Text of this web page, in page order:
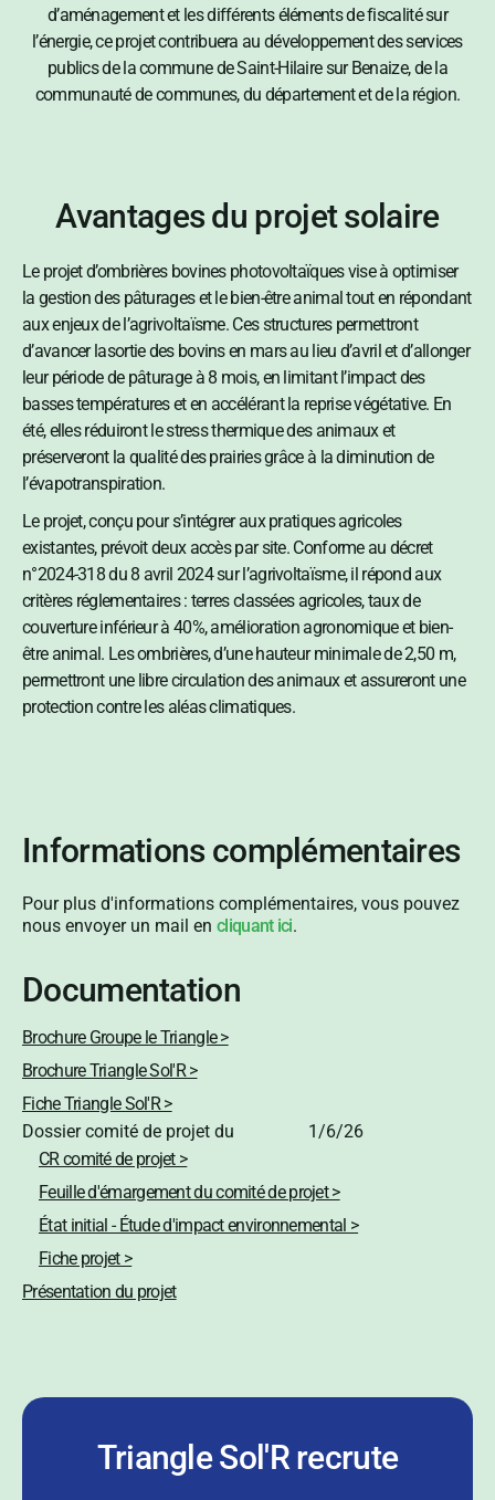
d’aménagement et les différents éléments de fiscalité sur
l’énergie, ce projet contribuera au développement des services
publics de la commune de Saint-Hilaire sur Benaize, de la
communauté de communes, du département et de la région.
Avantages du projet solaire
Le projet d’ombrières bovines photovoltaïques vise à optimiser
la gestion des pâturages et le bien-être animal tout en répondant
aux enjeux de l’agrivoltaïsme. Ces structures permettront
d’avancer lasortie des bovins en mars au lieu d’avril et d’allonger
leur période de pâturage à 8 mois, en limitant l’impact des
basses températures et en accélérant la reprise végétative. En
été, elles réduiront le stress thermique des animaux et
préserveront la qualité des prairies grâce à la diminution de
l’évapotranspiration.
Le projet, conçu pour s’intégrer aux pratiques agricoles
existantes, prévoit deux accès par site. Conforme au décret
n°2024-318 du 8 avril 2024 sur l’agrivoltaïsme, il répond aux
critères réglementaires : terres classées agricoles, taux de
couverture inférieur à 40%, amélioration agronomique et bien-
être animal. Les ombrières, d’une hauteur minimale de 2,50 m,
permettront une libre circulation des animaux et assureront une
protection contre les aléas climatiques.
Informations complémentaires
Pour plus d'informations complémentaires, vous pouvez
nous envoyer un mail en cliquant ici.
Documentation
Brochure Groupe le Triangle >
Brochure Triangle Sol'R >
Fiche Triangle Sol'R >
Dossier comité de projet du
1/6/26
CR comité de projet >
Feuille d'émargement du comité de projet >
État initial - Étude d'impact environnemental >
Fiche projet >
Présentation du projet
Triangle Sol'R recrute